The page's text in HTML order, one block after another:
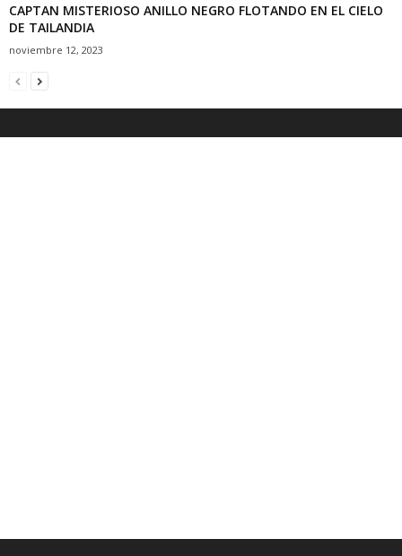
CAPTAN MISTERIOSO ANILLO NEGRO FLOTANDO EN EL CIELO
DE TAILANDIA
noviembre 12, 2023